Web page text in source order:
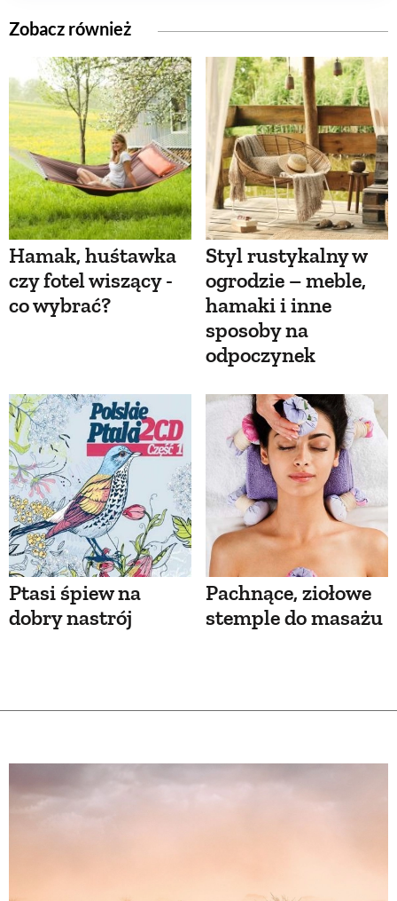
Zobacz również
Hamak, huśtawka
czy fotel wiszący -
co wybrać?
Styl rustykalny w
ogrodzie – meble,
hamaki i inne
sposoby na
odpoczynek
Ptasi śpiew na
dobry nastrój
Pachnące, ziołowe
stemple do masażu